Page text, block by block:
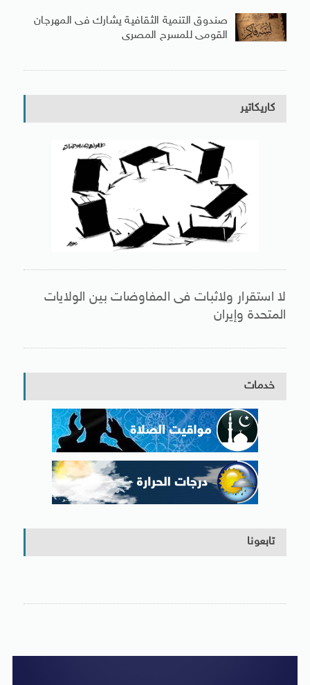
صندوق التنمية الثقافية يشارك فى المهرجان
القومى للمسرح المصرى
كاريكاتير
لا استقرار ولاثبات فى المفاوضات بين الولايات
المتحدة وإيران
خدمات
تابعونا